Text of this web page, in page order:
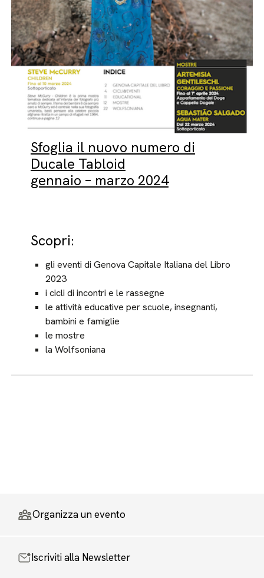
Sfoglia il nuovo numero di
Ducale Tabloid
gennaio – marzo 2024
Scopri:
gli eventi di Genova Capitale Italiana del Libro
2023
i cicli di incontri e le rassegne
le attività educative per scuole, insegnanti,
bambini e famiglie
le mostre
la Wolfsoniana
Organizza un evento
Iscriviti alla Newsletter